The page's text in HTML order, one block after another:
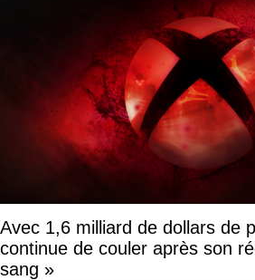
Avec 1,6 milliard de dollars de
continue de couler après son
sang »